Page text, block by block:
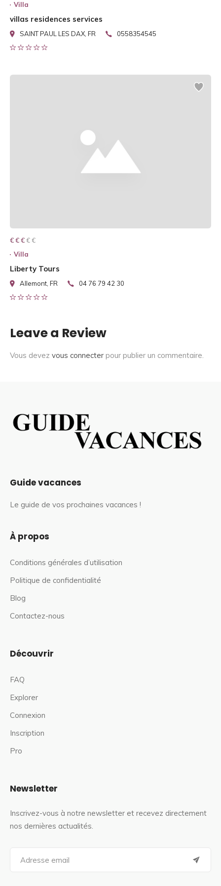
Villa
villas residences services
SAINT PAUL LES DAX, FR 0558354545
€ € € € €
€ € €
Villa
Liberty Tours
Allemont, FR 04 76 79 42 30
Leave a Review
Vous devez vous connecter pour publier un commentaire.
Guide vacances
Le guide de vos prochaines vacances !
À propos
Conditions générales d’utilisation
Politique de confidentialité
Blog
Contactez-nous
Découvrir
FAQ
Explorer
Connexion
Inscription
Pro
Newsletter
Inscrivez-vous à notre newsletter et recevez directement
nos dernières actualités.
a